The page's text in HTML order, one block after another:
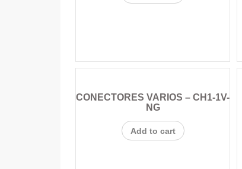
CONECTORES VARIOS – CH1-1V-
NG
Add to cart